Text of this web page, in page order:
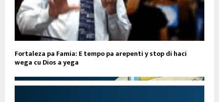
Fortaleza pa Famia: E tempo pa arepenti y stop di haci
wega cu Dios a yega